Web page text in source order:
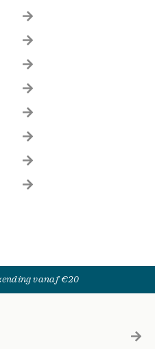
vanaf €20